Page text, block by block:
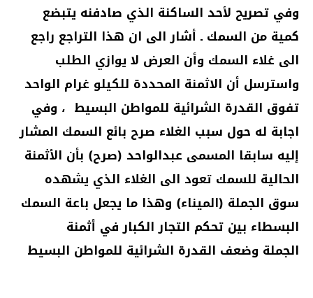
وفي تصريح لأحد الساكنة الذي صادفنه يتبضع
كمية من السمك ـ أشار الى ان هذا التراجع راجع
الى غلاء السمك وأن العرض لا يوازي الطلب
واسترسل أن الاثمنة المحددة للكيلو غرام الواحد
تفوق القدرة الشرائية للمواطن البسيط ، وفي
اجابة له حول سبب الغلاء صرح بائع السمك المشار
إليه سابقا المسمى عبدالواحد (صرح) بأن الأثمنة
الحالية للسمك تعود الى الغلاء الذي يشهده
سوق الجملة (الميناء) وهذا ما يجعل باعة السمك
البسطاء بين تحكم التجار الكبار في أثمنة
الجملة وضعف القدرة الشرائية للمواطن البسيط